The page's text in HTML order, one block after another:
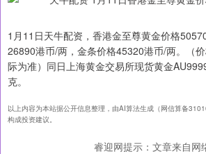
1月11日天牛配资，香港金至尊黄金价格
26890港币/两，金条价格45320港币/两。（
际为准）同日上海黄金交易所现货黄金
克。
以上内容为本站据公开信息整理，由AI算法生成（网信算备
构成投资建议。
睿迎网提示：文章来自网